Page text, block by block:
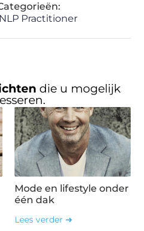
NLP Practitioner
die u mogelijk
Mode en lifestyle onder
één dak
Lees verder ➜